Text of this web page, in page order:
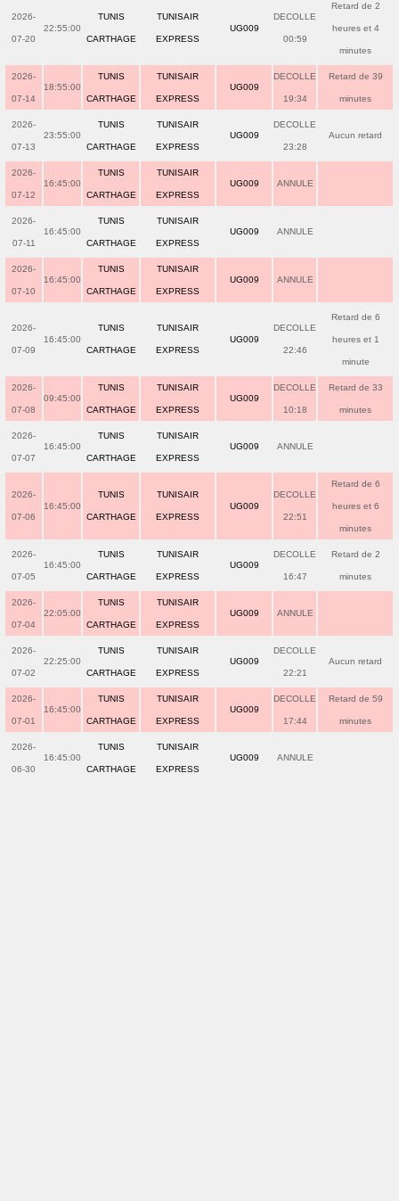
2026-
07-20
22:55:00
TUNIS
CARTHAGE
TUNISAIR
EXPRESS
UG009
DECOLLE
00:59
Retard de 2
heures et 4
minutes
2026-
07-14
18:55:00
TUNIS
CARTHAGE
TUNISAIR
EXPRESS
UG009
DECOLLE
19:34
Retard de 39
minutes
2026-
07-13
23:55:00
TUNIS
CARTHAGE
TUNISAIR
EXPRESS
UG009
DECOLLE
23:28
Aucun retard
2026-
07-12
16:45:00
TUNIS
CARTHAGE
TUNISAIR
EXPRESS
UG009 ANNULE
2026-
07-11
16:45:00
TUNIS
CARTHAGE
TUNISAIR
EXPRESS
UG009 ANNULE
2026-
07-10
16:45:00
TUNIS
CARTHAGE
TUNISAIR
EXPRESS
UG009 ANNULE
2026-
07-09
16:45:00
TUNIS
CARTHAGE
TUNISAIR
EXPRESS
UG009
DECOLLE
22:46
Retard de 6
heures et 1
minute
2026-
07-08
09:45:00
TUNIS
CARTHAGE
TUNISAIR
EXPRESS
UG009
DECOLLE
10:18
Retard de 33
minutes
2026-
07-07
16:45:00
TUNIS
CARTHAGE
TUNISAIR
EXPRESS
UG009 ANNULE
2026-
07-06
16:45:00
TUNIS
CARTHAGE
TUNISAIR
EXPRESS
UG009
DECOLLE
22:51
Retard de 6
heures et 6
minutes
2026-
07-05
16:45:00
TUNIS
CARTHAGE
TUNISAIR
EXPRESS
UG009
DECOLLE
16:47
Retard de 2
minutes
2026-
07-04
22:05:00
TUNIS
CARTHAGE
TUNISAIR
EXPRESS
UG009 ANNULE
2026-
07-02
22:25:00
TUNIS
CARTHAGE
TUNISAIR
EXPRESS
UG009
DECOLLE
22:21
Aucun retard
2026-
07-01
16:45:00
TUNIS
CARTHAGE
TUNISAIR
EXPRESS
UG009
DECOLLE
17:44
Retard de 59
minutes
2026-
06-30
16:45:00
TUNIS
CARTHAGE
TUNISAIR
EXPRESS
UG009 ANNULE